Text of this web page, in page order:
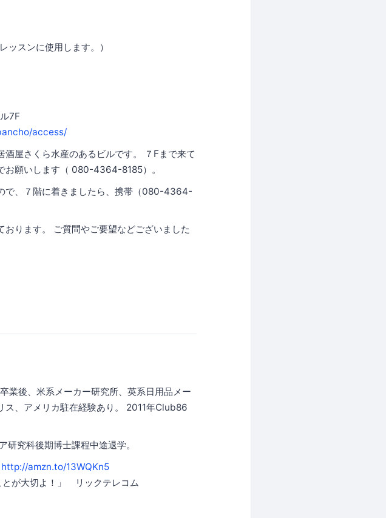
ッスンに使用します。）
7F
access/
屋さくら水産のあるビルです。 ７Fまで来て
お願いします（ 080-4364-8185）。
で、７階に着きましたら、携帯（080-4364-
ります。 ご質問やご要望などございました
業後、米系メーカー研究所、英系日用品メー
ス、アメリカ駐在経験あり。 2011年Club86
究科後期博士課程中途退学。
http://amzn.to/13WQKn5
が大切よ！」 リックテレコム